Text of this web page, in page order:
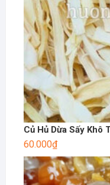
Củ Hủ Dừa Sấy Khô
60.000₫